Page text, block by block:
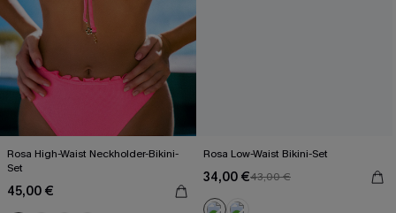
Rosa High-Waist Neckholder-Bikini-
Set
45,00 €
Rosa Low-Waist Bikini-Set
34,00 €43,00 €